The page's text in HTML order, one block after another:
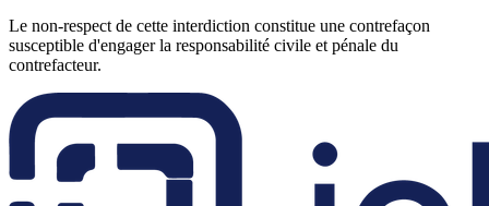
Le non-respect de cette interdiction constitue une contrefaçon
susceptible d'engager la responsabilité civile et pénale du
contrefacteur.